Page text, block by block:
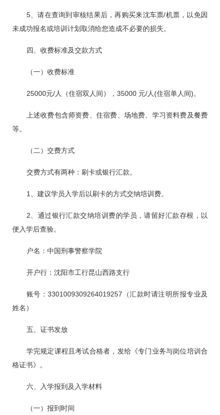
5、请在查询到审核结果后，再购买来沈车票/机票，以免因
未成功报名或培训计划取消给您造成不必要的损失。
四、收费标准及交款方式
（一）收费标准
25000元/人（住宿双人间），35000 元/人(住宿单人间)。
上述收费包含师资费、住宿费、场地费、学习资料费及餐费
等。
（二）交费方式
交费方式有两种：刷卡或银行汇款。
1、建议学员入学后以刷卡的方式交纳培训费。
2、通过银行汇款交纳培训费的学员，请留好汇款存根，以
便入学后查验。
户名：中国刑事警察学院
开户行：沈阳市工行昆山西路支行
账号：3301009309264019257（汇款时请注明所报专业及
姓名）
五、证书发放
学完规定课程且考试合格者，发给《专门业务与岗位培训合
格证书》。
六、入学报到及入学材料
（一）报到时间